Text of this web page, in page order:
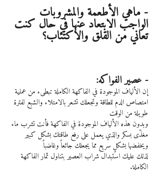
- ماهي الأطعمة والمشروبات
الواجب الابتعاد عنها في حال كنت
تعاني من القلق والاكتئاب؟
- عصير الفواكه:
إن الألياف الموجودة في الفاكهة الكاملة تبطىء من عملية
امتصاص الدم للطاقة وتجعلك تشعر بالامتلاء والشبع لفترة
طويلة من الوقت
وبدون هذه الألياف الموجودة في الفاكهة فأنت تشرب ماء
مغذّى بسكر والذي يعمل على رفع طاقتك بشكل كبير
ويخفضها بشكلٍ سريع مما يجعلك جائعاً وغاضباً
لذلك عليك استبدال شراب العصير بتناول ثمار الفاكهة
الكاملة.